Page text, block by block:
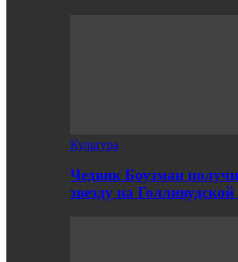
Культура
Чедвик Боузман
звезду на